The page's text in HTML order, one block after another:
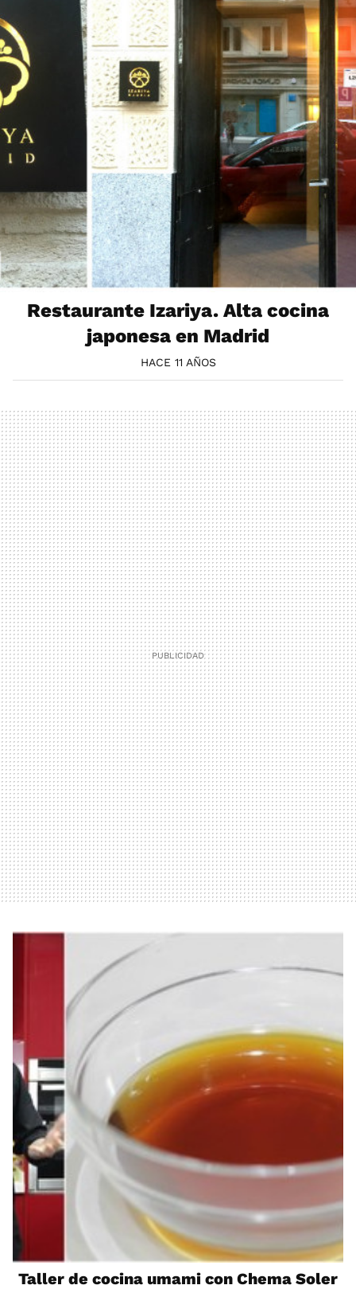
Restaurante Izariya. Alta cocina
japonesa en Madrid
HACE 11 AÑOS
Taller de cocina umami con Chema Soler